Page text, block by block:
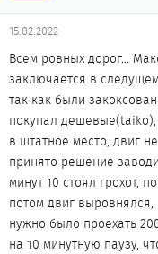
м
ы
а
15.02.2022
Всем ровных дорог…
заключается в
так как были
покупал дешевые(taiko),
в штатное место, двиг
принято решение
минут 10 стоял грохот,
потом двиг выровнялся,
нужно было проехать
на 10 минутную паузу,